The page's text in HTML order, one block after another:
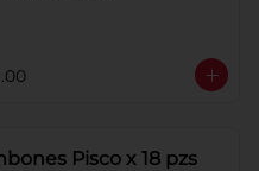
Pisco x 18 pzs